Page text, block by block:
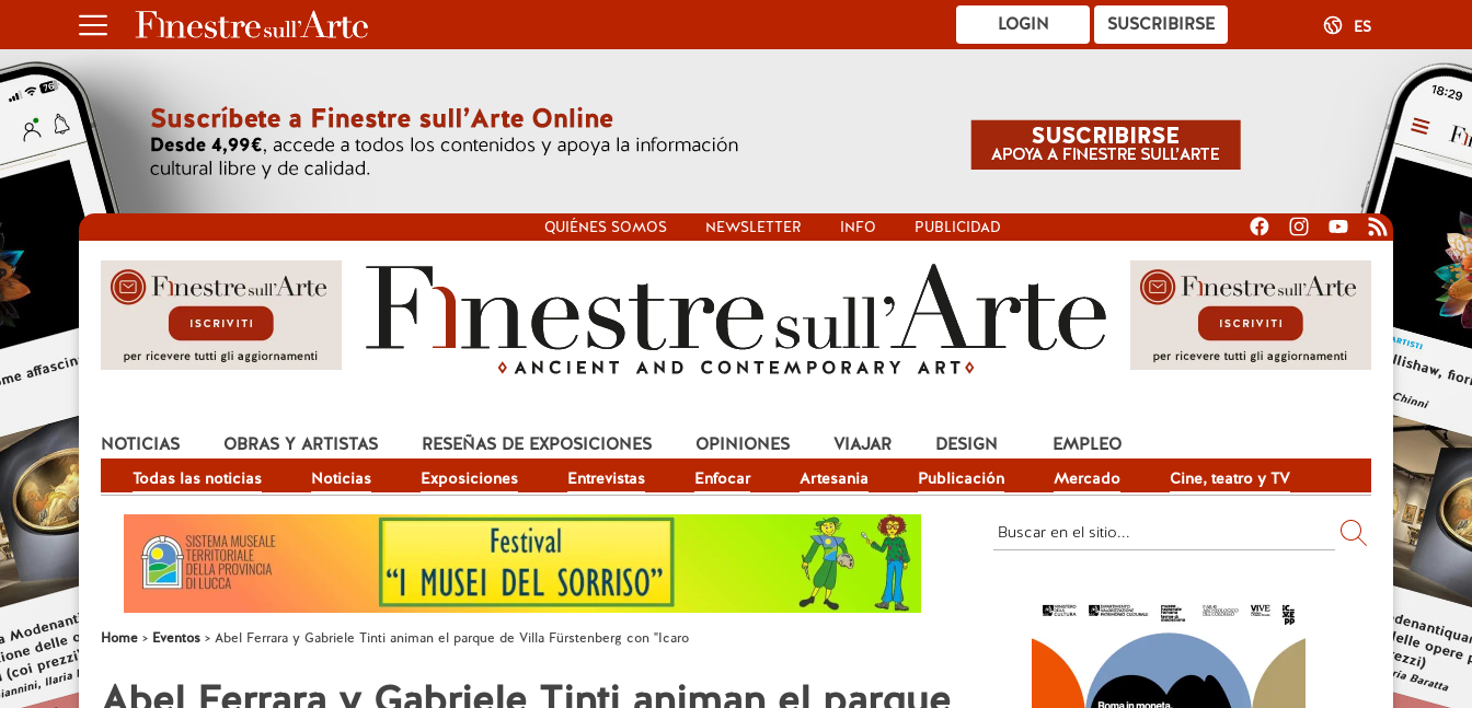
SUSCRIBIRSE
LOGIN ES
QUIÉNES SOMOS NEWSLETTER INFO PUBLICIDAD
NOTICIAS
Todas las noticias Noticias Exposiciones Entrevistas Enfocar Artesania Publicación Mercado Cine, teatro y TV
OBRAS Y ARTISTAS RESEÑAS DE EXPOSICIONES OPINIONES VIAJAR DESIGN EMPLEO
Home Eventos Abel Ferrara y Gabriele Tinti animan el parque de Villa Fürstenberg con "Icaro